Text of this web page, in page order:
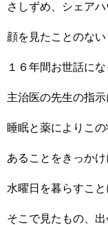
さしずめ、シェアハ
顔を見たことのな
１６年間お世話に
主治医の先生の指示
睡眠と薬によりこ
あることをきっか
水曜日を暮らすこと
そこで見たもの、出